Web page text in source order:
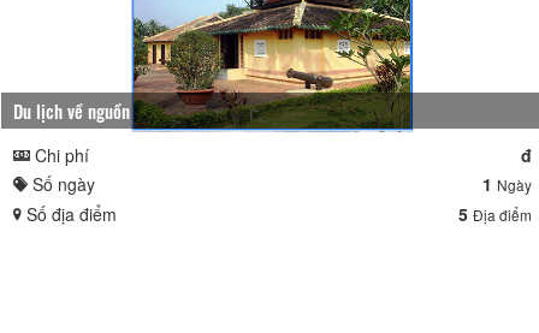
Du lịch về nguồn
Chi phí
đ
Số ngày
1 Ngày
Số địa điểm 5 Địa điểm